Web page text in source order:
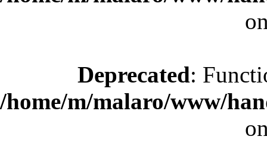
Deprecated:
/home/m/malaro/www/